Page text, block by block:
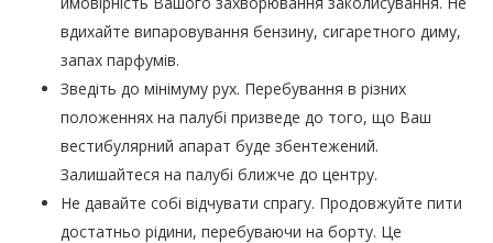
вдихайте випаровування бензину, сигаретного диму,
запах парфумів.
Зведіть до мінімуму рух. Перебування в різних
положеннях на палубі призведе до того, що Ваш
вестибулярний апарат буде збентежений.
Залишайтеся на палубі ближче до центру.
Не давайте собі відчувати спрагу. Продовжуйте пити
достатньо рідини, перебуваючи на борту. Це